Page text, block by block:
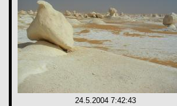
24.5.2004 7:42:43